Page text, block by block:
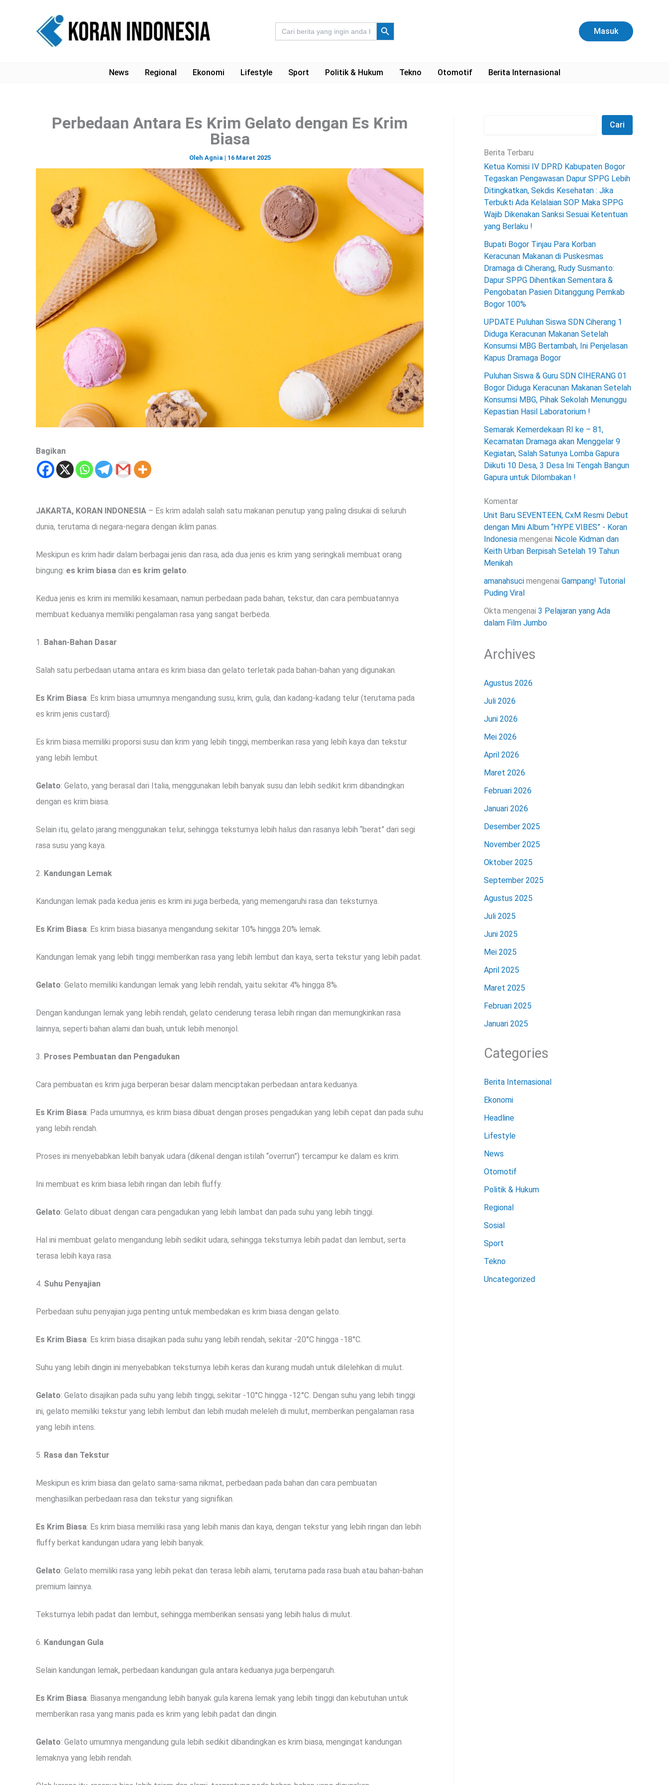
Search
for:
Search Button
Masuk
News Regional Ekonomi Lifestyle Sport Politik & Hukum Tekno Otomotif Berita Internasional
Perbedaan Antara Es Krim Gelato dengan Es Krim
Biasa
Oleh Agnia | 16 Maret 2025
Bagikan
JAKARTA, KORAN INDONESIA – Es krim adalah salah satu makanan penutup yang paling disukai di seluruh
dunia, terutama di negara-negara dengan iklim panas.
Meskipun es krim hadir dalam berbagai jenis dan rasa, ada dua jenis es krim yang seringkali membuat orang
bingung: es krim biasa dan es krim gelato
Kedua jenis es krim ini memiliki kesamaan, namun perbedaan pada bahan, tekstur, dan cara pembuatannya
membuat keduanya memiliki pengalaman rasa yang sangat berbeda.
1. Bahan-Bahan Dasar
Salah satu perbedaan utama antara es krim biasa dan gelato terletak pada bahan-bahan yang digunakan.
Es Krim Biasa: Es krim biasa umumnya mengandung susu, krim, gula, dan kadang-kadang telur (terutama pada
es krim jenis custard).
Es krim biasa memiliki proporsi susu dan krim yang lebih tinggi, memberikan rasa yang lebih kaya dan tekstur
yang lebih lembut.
Gelato: Gelato, yang berasal dari Italia, menggunakan lebih banyak susu dan lebih sedikit krim dibandingkan
dengan es krim biasa.
Selain itu, gelato jarang menggunakan telur, sehingga teksturnya lebih halus dan rasanya lebih “berat” dari segi
rasa susu yang kaya.
2. Kandungan Lemak
Kandungan lemak pada kedua jenis es krim ini juga berbeda, yang memengaruhi rasa dan teksturnya.
Es Krim Biasa: Es krim biasa biasanya mengandung sekitar 10% hingga 20% lemak.
Kandungan lemak yang lebih tinggi memberikan rasa yang lebih lembut dan kaya, serta tekstur yang lebih padat.
Gelato: Gelato memiliki kandungan lemak yang lebih rendah, yaitu sekitar 4% hingga 8%.
Dengan kandungan lemak yang lebih rendah, gelato cenderung terasa lebih ringan dan memungkinkan rasa
lainnya, seperti bahan alami dan buah, untuk lebih menonjol.
3. Proses Pembuatan dan Pengadukan
Cara pembuatan es krim juga berperan besar dalam menciptakan perbedaan antara keduanya.
Es Krim Biasa: Pada umumnya, es krim biasa dibuat dengan proses pengadukan yang lebih cepat dan pada suhu
yang lebih rendah.
Proses ini menyebabkan lebih banyak udara (dikenal dengan istilah “overrun”) tercampur ke dalam es krim.
Ini membuat es krim biasa lebih ringan dan lebih fluffy.
Gelato: Gelato dibuat dengan cara pengadukan yang lebih lambat dan pada suhu yang lebih tinggi.
Hal ini membuat gelato mengandung lebih sedikit udara, sehingga teksturnya lebih padat dan lembut, serta
terasa lebih kaya rasa.
4. Suhu Penyajian
Perbedaan suhu penyajian juga penting untuk membedakan es krim biasa dengan gelato.
Es Krim Biasa: Es krim biasa disajikan pada suhu yang lebih rendah, sekitar -20°C hingga -18°C.
Suhu yang lebih dingin ini menyebabkan teksturnya lebih keras dan kurang mudah untuk dilelehkan di mulut.
Gelato: Gelato disajikan pada suhu yang lebih tinggi, sekitar -10°C hingga -12°C. Dengan suhu yang lebih tinggi
ini, gelato memiliki tekstur yang lebih lembut dan lebih mudah meleleh di mulut, memberikan pengalaman rasa
yang lebih intens.
5. Rasa dan Tekstur
Meskipun es krim biasa dan gelato sama-sama nikmat, perbedaan pada bahan dan cara pembuatan
menghasilkan perbedaan rasa dan tekstur yang signifikan.
Es Krim Biasa: Es krim biasa memiliki rasa yang lebih manis dan kaya, dengan tekstur yang lebih ringan dan lebih
fluffy berkat kandungan udara yang lebih banyak.
Gelato: Gelato memiliki rasa yang lebih pekat dan terasa lebih alami, terutama pada rasa buah atau bahan-bahan
premium lainnya.
Teksturnya lebih padat dan lembut, sehingga memberikan sensasi yang lebih halus di mulut.
6. Kandungan Gula
Selain kandungan lemak, perbedaan kandungan gula antara keduanya juga berpengaruh.
Es Krim Biasa: Biasanya mengandung lebih banyak gula karena lemak yang lebih tinggi dan kebutuhan untuk
memberikan rasa yang manis pada es krim yang lebih padat dan dingin.
Gelato: Gelato umumnya mengandung gula lebih sedikit dibandingkan es krim biasa, mengingat kandungan
lemaknya yang lebih rendah.
Cari
Berita Terbaru
Ketua Komisi IV DPRD Kabupaten Bogor
Tegaskan Pengawasan Dapur SPPG Lebih
Ditingkatkan, Sekdis Kesehatan : Jika
Terbukti Ada Kelalaian SOP Maka SPPG
Wajib Dikenakan Sanksi Sesuai Ketentuan
yang Berlaku !
Bupati Bogor Tinjau Para Korban
Keracunan Makanan di Puskesmas
Dramaga di Ciherang, Rudy Susmanto:
Dapur SPPG Dihentikan Sementara &
Pengobatan Pasien Ditanggung Pemkab
Bogor 100%
UPDATE Puluhan Siswa SDN Ciherang 1
Diduga Keracunan Makanan Setelah
Konsumsi MBG Bertambah, Ini Penjelasan
Kapus Dramaga Bogor
Puluhan Siswa & Guru SDN CIHERANG 01
Bogor Diduga Keracunan Makanan Setelah
Konsumsi MBG, Pihak Sekolah Menunggu
Kepastian Hasil Laboratorium !
Semarak Kemerdekaan RI ke – 81,
Kecamatan Dramaga akan Menggelar 9
Kegiatan, Salah Satunya Lomba Gapura
Diikuti 10 Desa, 3 Desa Ini Tengah Bangun
Gapura untuk Dilombakan !
Komentar
Unit Baru SEVENTEEN, CxM Resmi Debut
dengan Mini Album “HYPE VIBES” - Koran
Indonesia mengenai Nicole Kidman dan
Keith Urban Berpisah Setelah 19 Tahun
Menikah
amanahsuci mengenai Gampang! Tutorial
Puding Viral
Okta mengenai 3 Pelajaran yang Ada
dalam Film Jumbo
Archives
Agustus 2026
Juli 2026
Juni 2026
Mei 2026
April 2026
Maret 2026
Februari 2026
Januari 2026
Desember 2025
November 2025
Oktober 2025
September 2025
Agustus 2025
Juli 2025
Juni 2025
Mei 2025
April 2025
Maret 2025
Februari 2025
Januari 2025
Categories
Berita Internasional
Ekonomi
Headline
Lifestyle
News
Otomotif
Politik & Hukum
Regional
Sosial
Sport
Tekno
Uncategorized